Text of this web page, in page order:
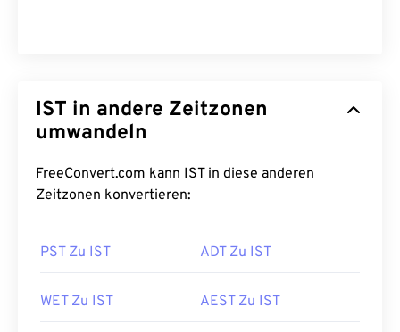
IST in andere Zeitzonen
umwandeln
FreeConvert.com kann IST in diese anderen
Zeitzonen konvertieren:
PST Zu IST ADT Zu IST
WET Zu IST AEST Zu IST